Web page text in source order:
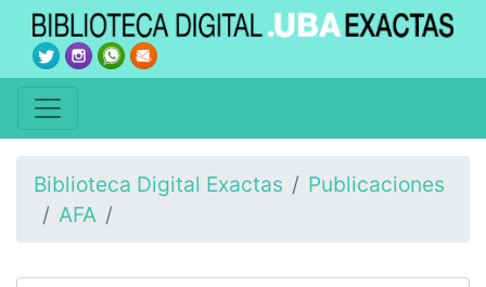
Biblioteca Digital Exactas
Publicaciones
AFA